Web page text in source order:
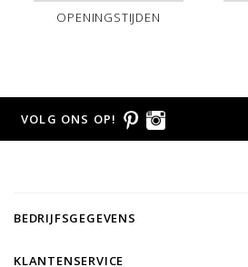
OPENINGSTIJDEN
VOLG ONS OP!
BEDRIJFSGEGEVENS
KLANTENSERVICE